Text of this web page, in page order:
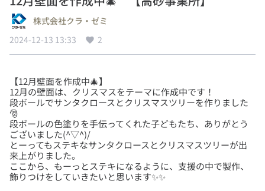
株式会社クラ・ゼミ
2024-12-13 13:33
2
【12月壁面を作成中🎄】
12月の壁面は、クリスマスをテーマに作成中です！
段ボールでサンタクロースとクリスマスツリーを作りました
🎅
段ボールの色塗りを手伝ってくれた子どもたち、ありがとう
ございました(^▽^)/
とーってもステキなサンタクロースとクリスマスツリーが出
来上がりました。
ここから、もーっとステキになるように、支援の中で製作、